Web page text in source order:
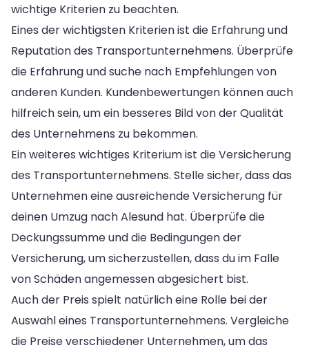
wichtige Kriterien zu beachten.
Eines der wichtigsten Kriterien ist die Erfahrung und
Reputation des Transportunternehmens. Überprüfe
die Erfahrung und suche nach Empfehlungen von
anderen Kunden. Kundenbewertungen können auch
hilfreich sein, um ein besseres Bild von der Qualität
des Unternehmens zu bekommen.
Ein weiteres wichtiges Kriterium ist die Versicherung
des Transportunternehmens. Stelle sicher, dass das
Unternehmen eine ausreichende Versicherung für
deinen Umzug nach Alesund hat. Überprüfe die
Deckungssumme und die Bedingungen der
Versicherung, um sicherzustellen, dass du im Falle
von Schäden angemessen abgesichert bist.
Auch der Preis spielt natürlich eine Rolle bei der
Auswahl eines Transportunternehmens. Vergleiche
die Preise verschiedener Unternehmen, um das